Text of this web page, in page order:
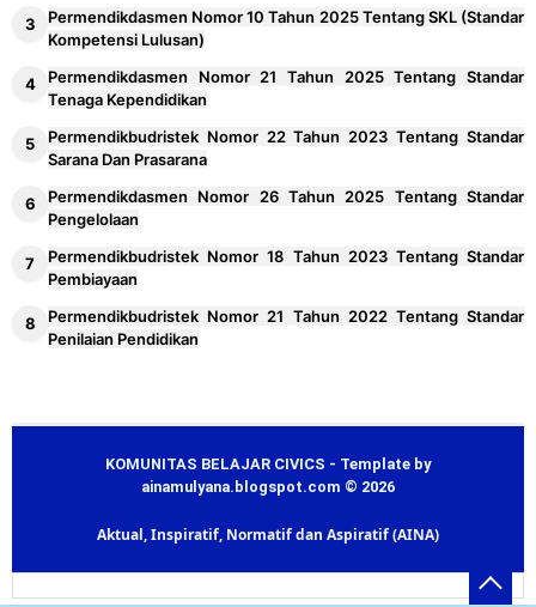
Permendikdasmen Nomor 10 Tahun 2025 Tentang SKL (Standar
Kompetensi Lulusan)
Permendikdasmen Nomor 21 Tahun 2025 Tentang Standar
Tenaga Kependidikan
Permendikbudristek Nomor 22 Tahun 2023 Tentang Standar
Sarana Dan Prasarana
Permendikdasmen Nomor 26 Tahun 2025 Tentang Standar
Pengelolaan
Permendikbudristek Nomor 18 Tahun 2023 Tentang Standar
Pembiayaan
Permendikbudristek Nomor 21 Tahun 2022 Tentang Standar
Penilaian Pendidikan
KOMUNITAS BELAJAR CIVICS - Template by
ainamulyana.blogspot.com © 2026
Aktual, Inspiratif, Normatif dan Aspiratif (AINA)